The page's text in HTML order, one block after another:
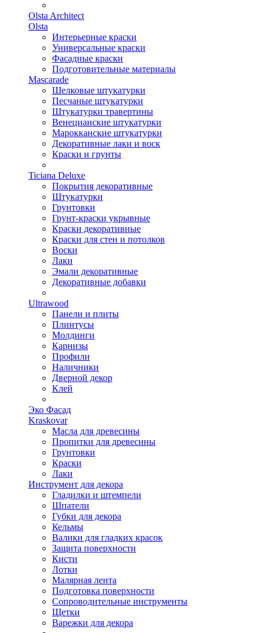
Olsta Architect
Olsta
Интерьерные краски
Универсальные краски
Фасадные краски
Подготовительные материалы
Mascarade
Шелковые штукатурки
Песчаные штукатурки
Штукатурки травертины
Венецианские штукатурки
Марокканские штукатурки
Декоративные лаки и воск
Краски и грунты
Ticiana Deluxe
Покрытия декоративные
Штукатурки
Грунтовки
Грунт-краски укрывные
Краски декоративные
Краски для стен и потолков
Воски
Лаки
Эмали декоративные
Декоративные добавки
Ultrawood
Панели и плиты
Плинтусы
Молдинги
Карнизы
Профили
Наличники
Дверной декор
Клей
Эко Фасад
Kraskovar
Масла для древесины
Пропитки для древесины
Грунтовки
Краски
Лаки
Инструмент для декора
Гладилки и штемпели
Шпатели
Губки для декора
Кельмы
Валики для гладких красок
Защита поверхности
Кисти
Лотки
Малярная лента
Подготовка поверхности
Сопроводительные инструменты
Щетки
Варежки для декора